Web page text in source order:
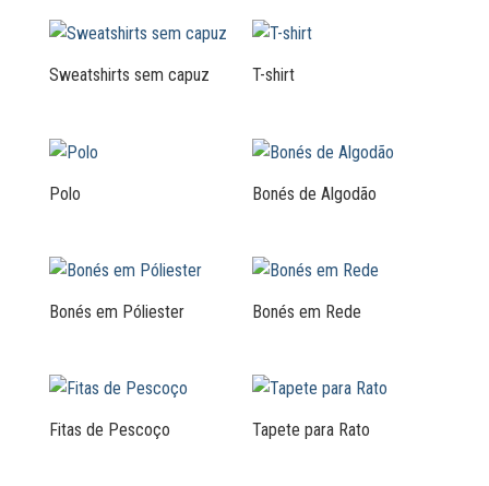
Sweatshirts sem capuz T-shirt
Polo Bonés de Algodão
Bonés em Póliester Bonés em Rede
Fitas de Pescoço Tapete para Rato